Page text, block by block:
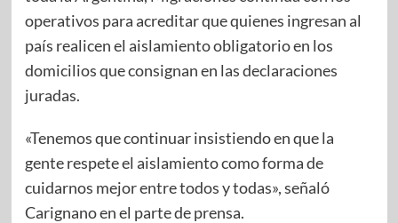
operativos para acreditar que quienes ingresan al
país realicen el aislamiento obligatorio en los
domicilios que consignan en las declaraciones
juradas.
«Tenemos que continuar insistiendo en que la
gente respete el aislamiento como forma de
cuidarnos mejor entre todos y todas», señaló
Carignano en el parte de prensa.